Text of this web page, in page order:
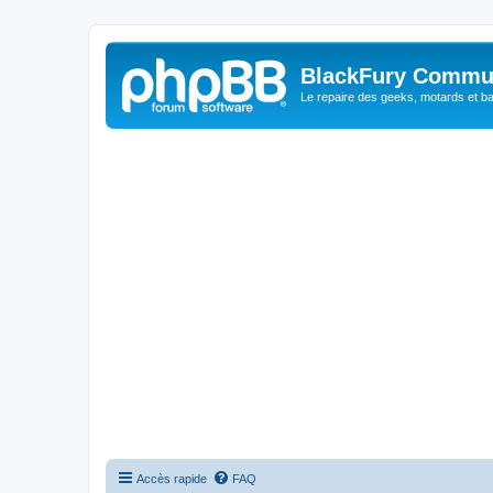
BlackFury
Le repaire des geeks, motards et
Accès rapide FAQ